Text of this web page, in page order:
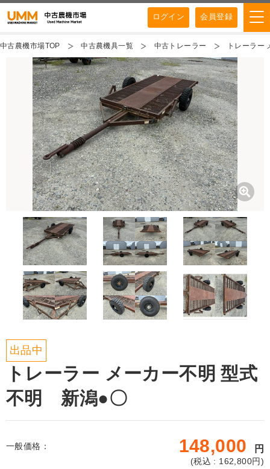
ログイン 会員登録
中古農機市場TOP 中古農機具一覧 中古トレーラー トレーラー
出品中
トレーラー メーカー不明 型式
不明 新潟●〇
一般価格： 148,000 円
(税込 : 162,800円)